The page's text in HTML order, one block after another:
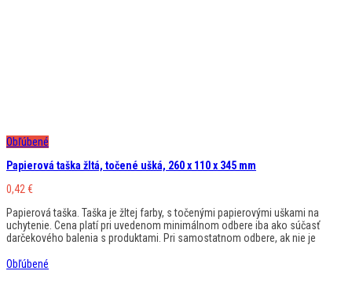
Obľúbené
Papierová taška žltá, točené ušká, 260 x 110 x 345 mm
0,42 €
Papierová taška. Taška je žltej farby, s točenými papierovými uškami na
uchytenie. Cena platí pri uvedenom minimálnom odbere iba ako súčasť
darčekového balenia s produktami. Pri samostatnom odbere, ak nie je
Obľúbené